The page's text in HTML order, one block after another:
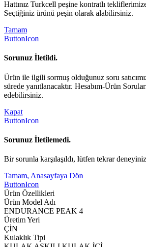
Hattınız Turkcell peşine kontratlı
Seçtiğiniz ürünü peşin olarak alabilirsiniz.
Tamam
ButtonIcon
Sorunuz İletildi.
Ürün ile ilgili sormuş olduğunuz soru
sürede yanıtlanacaktır. Hesabım-Ürün
edebilirsiniz.
Kapat
ButtonIcon
Sorunuz İletilemedi.
Bir sorunla karşılaşıldı, lütfen tekrar
Tamam, Anasayfaya Dön
ButtonIcon
Ürün Özellikleri
Ürün Model Adı
ENDURANCE PEAK 4
Üretim Yeri
ÇİN
Kulaklık Tipi